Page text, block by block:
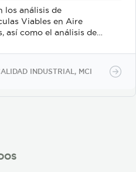
los análisis de
Viables en Aire
así como el análisis de
superficies utilizando
para bacterias y
1.
INDUSTRIAL, MCI